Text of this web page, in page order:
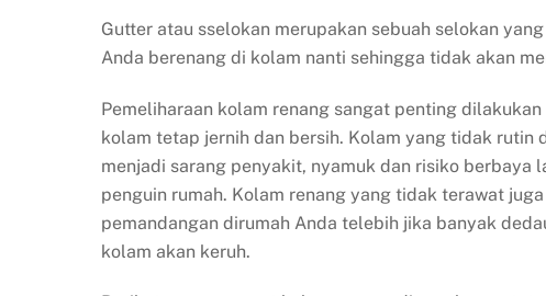
Gutter atau sselokan merupakan sebuah selokan
Anda berenang di kolam nanti sehingga tidak akan
Pemeliharaan kolam renang sangat penting
kolam tetap jernih dan bersih. Kolam yang tidak rutin
menjadi sarang penyakit, nyamuk dan risiko berbaya
penguin rumah. Kolam renang yang tidak terawat
pemandangan dirumah Anda telebih jika banyak
kolam akan keruh.